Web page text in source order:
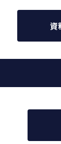
資